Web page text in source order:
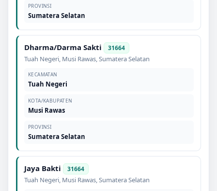
PROVINSI
Sumatera Selatan
Dharma/Darma Sakti 31664
Tuah Negeri, Musi Rawas,Sumatera Selatan
KECAMATAN
Tuah Negeri
KOTA/KABUPATEN
Musi Rawas
PROVINSI
Sumatera Selatan
Jaya Bakti 31664
Tuah Negeri, Musi Rawas,Sumatera Selatan